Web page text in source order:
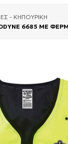
- ΚΗΠΟΥΡΙΚΉ
6685 ΜΕ